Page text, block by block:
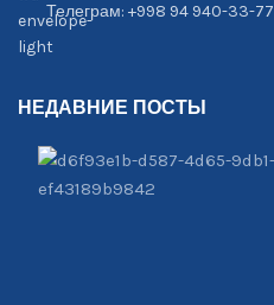
Телеграм: +998 94 940-33-77
НЕДАВНИЕ ПОСТЫ